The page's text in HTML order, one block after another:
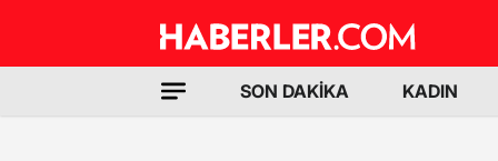
SON DAKİKA KADIN